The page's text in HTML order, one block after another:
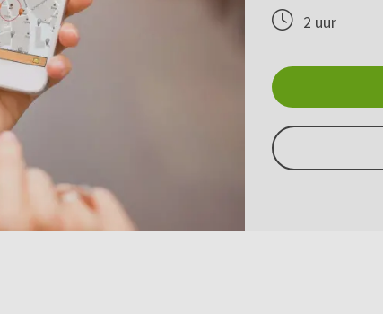
2 uur